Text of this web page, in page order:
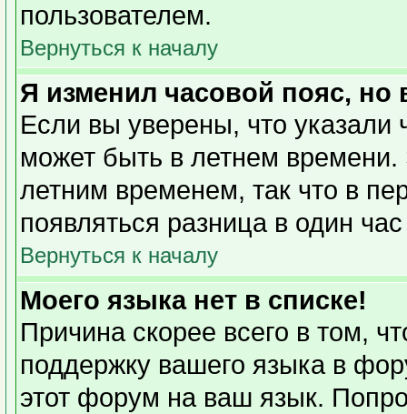
пользователем.
Вернуться к началу
Я изменил часовой пояс, но
Если вы уверены, что указали
может быть в летнем
летним временем, так что в
появляться разница в один
Вернуться к началу
Моего языка нет в списке!
Причина скорее всего в том,
поддержку вашего языка в
этот форум на ваш язык.